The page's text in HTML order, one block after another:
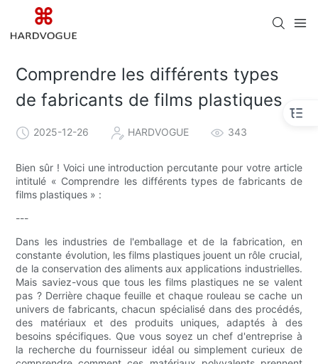
Comprendre les différents types
de fabricants de films plastiques
2025-12-26 HARDVOGUE 343
Bien sûr ! Voici une introduction percutante pour votre article
intitulé « Comprendre les différents types de fabricants de
films plastiques » :
---
Dans les industries de l'emballage et de la fabrication, en
constante évolution, les films plastiques jouent un rôle crucial,
de la conservation des aliments aux applications industrielles.
Mais saviez-vous que tous les films plastiques ne se valent
pas ? Derrière chaque feuille et chaque rouleau se cache un
univers de fabricants, chacun spécialisé dans des procédés,
des matériaux et des produits uniques, adaptés à des
besoins spécifiques. Que vous soyez un chef d'entreprise à
la recherche du fournisseur idéal ou simplement curieux de